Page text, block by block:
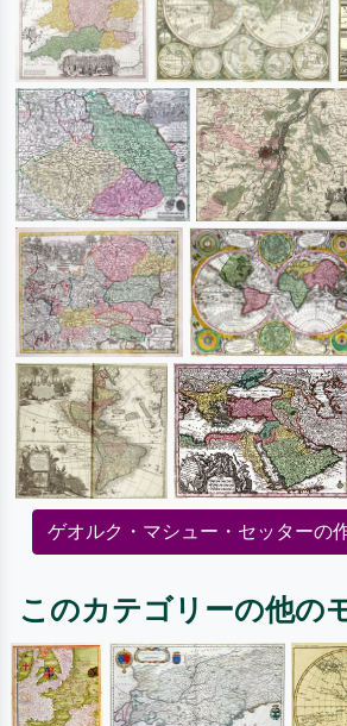
ゲオルク・マシュー・セッターの
このカテゴリーの他の